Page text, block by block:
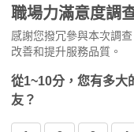
職場力滿意度調
感謝您撥冗參與本次調
改善和提升服務品質。
從1~10分，您有多大
友？